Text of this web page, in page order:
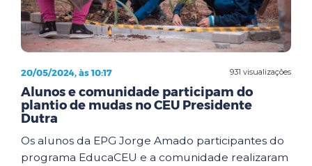
931 visualizações
20/05/2024, às 10:17
Alunos e comunidade participam do
plantio de mudas no CEU Presidente
Dutra
Os alunos da EPG Jorge Amado participantes do
programa EducaCEU e a comunidade realizaram